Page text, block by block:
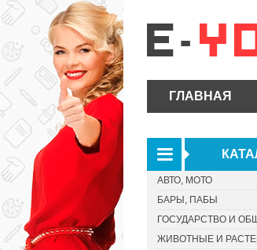
ГЛАВНАЯ
АВТО, МОТО
БАРЫ, ПАБЫ
ГОСУДАРСТВО И
ЖИВОТНЫЕ И